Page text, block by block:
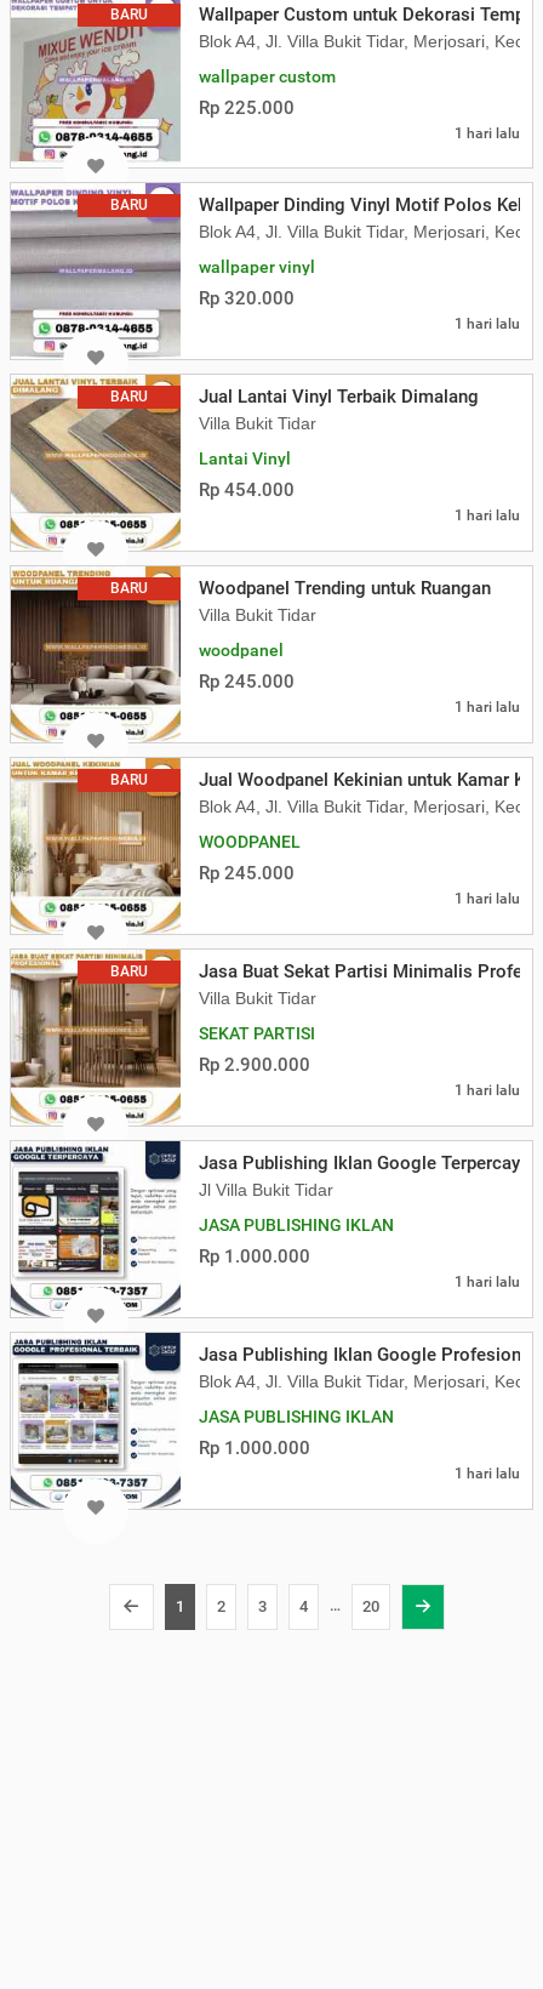
BARU Wallpaper Custom untuk Dekorasi
Blok A4, Jl. Villa Bukit Tidar, Merjosari, Kec.
wallpaper custom
Rp 225.000
1 hari lalu
BARU Wallpaper Dinding Vinyl Motif Polos
Blok A4, Jl. Villa Bukit Tidar, Merjosari, Kec.
wallpaper vinyl
Rp 320.000
1 hari lalu
BARU Jual Lantai Vinyl Terbaik Dimalang
Villa Bukit Tidar
Lantai Vinyl
Rp 454.000
1 hari lalu
BARU Woodpanel Trending untuk Ruangan
Villa Bukit Tidar
woodpanel
Rp 245.000
1 hari lalu
BARU Jual Woodpanel Kekinian untuk Kamar
Blok A4, Jl. Villa Bukit Tidar, Merjosari, Kec.
WOODPANEL
Rp 245.000
1 hari lalu
BARU Jasa Buat Sekat Partisi Minimalis
Villa Bukit Tidar
SEKAT PARTISI
Rp 2.900.000
1 hari lalu
Jasa Publishing Iklan Google Terpercaya
Jl Villa Bukit Tidar
JASA PUBLISHING IKLAN
Rp 1.000.000
1 hari lalu
Jasa Publishing Iklan Google Profesional
Blok A4, Jl. Villa Bukit Tidar, Merjosari, Kec.
JASA PUBLISHING IKLAN
Rp 1.000.000
1 hari lalu
1 2 3 4 … 20